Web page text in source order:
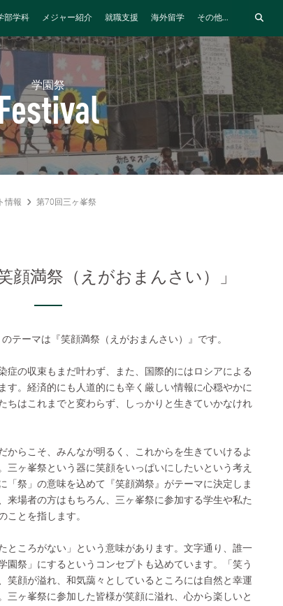
部学科 メジャー紹介 就職支援 海外留学 その他...
学園祭
情報 第70回三ヶ峯祭
顔満祭（えがおまんさい）」
テーマは『笑顔満祭（えがおまんさい）』です。
症の収束もまだ叶わず、また、国際的にはロシアによる
す。経済的にも人道的にも辛く厳しい情報に心穏やかに
ちはこれまでと変わらず、しっかりと生きていかなけれ
からこそ、みんなが明るく、これからを生きていけるよ
三ヶ峯祭という器に笑顔をいっぱいにしたいという考え
「祭」の意味を込めて『笑顔満祭』がテーマに決定しま
来場者の方はもちろん、三ヶ峯祭に参加する学生や私た
ことを指します。
ところがない」という意味があります。文字通り、誰一
園祭」にするというコンセプトも込めています。「笑う
笑顔が溢れ、和気藹々としているところには自然と幸運
三ヶ峯祭に参加した皆様が笑顔に溢れ、心から楽しいと